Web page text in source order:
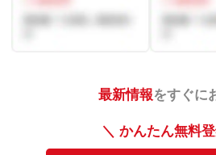
最新情報をすぐに
＼ かんたん無料